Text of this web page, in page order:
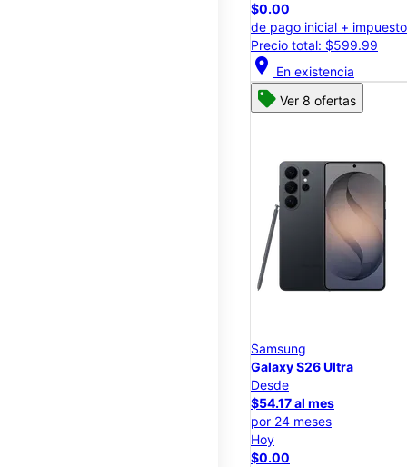
$0.00
de pago inicial +
Precio total: $599.99
location_on En existencia
Ver 8 ofertas
Samsung
Galaxy S26 Ultra
Desde
$54.17 al mes
por 24 meses
Hoy
$0.00